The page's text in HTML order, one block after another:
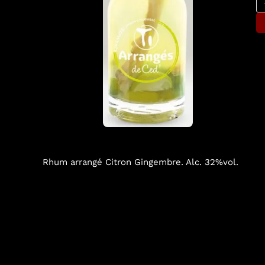
Rhum arrangé Citron Gingembre. Alc. 32%vol.